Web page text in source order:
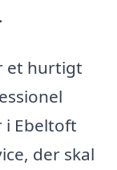
et hurtigt
i Ebeltoft
der skal